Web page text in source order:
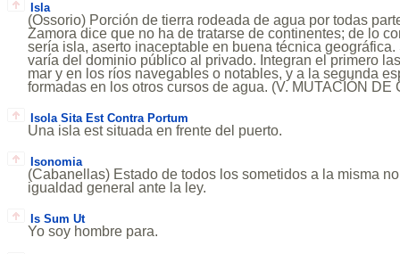
Isla
(Ossorio) Porción de tierra rodeada de agua por todas
Zamora dice que no ha de tratarse de continentes; de lo
sería isla, aserto inaceptable en buena técnica
varía del dominio público al privado. Integran el primero
mar y en los ríos navegables o notables, y a la segunda
formadas en los otros cursos de agua. (V. MUTACIÓN DE
Isola Sita Est Contra Portum
Una isla est situada en frente del puerto.
Isonomia
(Cabanellas) Estado de todos los sometidos a la misma
igualdad general ante la ley.
Is Sum Ut
Yo soy hombre para.